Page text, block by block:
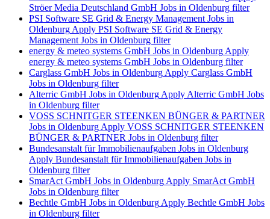
Ströer Media Deutschland GmbH Jobs in Oldenburg filter
PSI Software SE Grid & Energy Management Jobs in
Oldenburg Apply PSI Software SE Grid & Energy
Management Jobs in Oldenburg filter
energy & meteo systems GmbH Jobs in Oldenburg Apply
energy & meteo systems GmbH Jobs in Oldenburg filter
Carglass GmbH Jobs in Oldenburg Apply Carglass GmbH
Jobs in Oldenburg filter
Alterric GmbH Jobs in Oldenburg Apply Alterric GmbH Jobs
in Oldenburg filter
VOSS SCHNITGER STEENKEN BÜNGER & PARTNER
Jobs in Oldenburg Apply VOSS SCHNITGER STEENKEN
BÜNGER & PARTNER Jobs in Oldenburg filter
Bundesanstalt für Immobilienaufgaben Jobs in Oldenburg
Apply Bundesanstalt für Immobilienaufgaben Jobs in
Oldenburg filter
SmarAct GmbH Jobs in Oldenburg Apply SmarAct GmbH
Jobs in Oldenburg filter
Bechtle GmbH Jobs in Oldenburg Apply Bechtle GmbH Jobs
in Oldenburg filter